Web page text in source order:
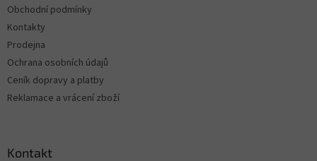
Obchodní podmínky
Kontakty
Prodejna
Ochrana osobních údajů
Ceník dopravy a platby
Reklamace a vrácení zboží
Kontakt